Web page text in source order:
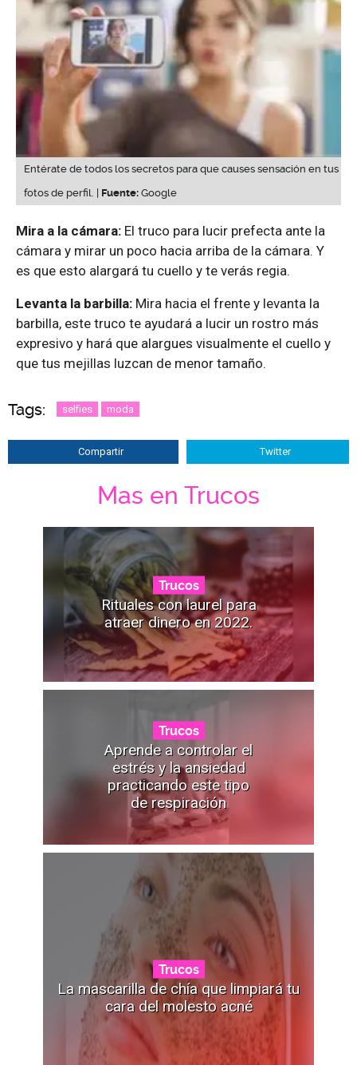
Entérate de todos los secretos para que causes sensación en tus
fotos de perfil. | Fuente: Google
Mira a la cámara: El truco para lucir prefecta ante la
cámara y mirar un poco hacia arriba de la cámara. Y
es que esto alargará tu cuello y te verás regia.
Levanta la barbilla: Mira hacia el frente y levanta la
barbilla, este truco te ayudará a lucir un rostro más
expresivo y hará que alargues visualmente el cuello y
que tus mejillas luzcan de menor tamaño.
Tags: selfies moda
Compartir Twitter
Mas en Trucos
Trucos
Rituales con laurel para
atraer dinero en 2022.
Trucos
Aprende a controlar el
estrés y la ansiedad
practicando este tipo
de respiración
Trucos
La mascarilla de chía que limpiará tu
cara del molesto acné